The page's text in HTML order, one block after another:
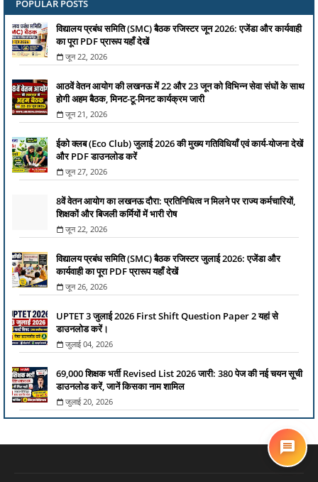
POPULAR POSTS
विद्यालय प्रबंध समिति (SMC) बैठक रजिस्टर जून 2026: एजेंडा और कार्यवाही
का पूरा PDF प्रारूप यहाँ देखें
जून 22, 2026
आठवें वेतन आयोग की लखनऊ में 22 और 23 जून को विभिन्न सेवा संघों के साथ
होगी अहम बैठक, मिनट-टू-मिनट कार्यक्रम जारी
जून 21, 2026
ईको क्लब (Eco Club) जुलाई 2026 की मुख्य गतिविधियाँ एवं कार्य-योजना देखें
और PDF डाउनलोड करें
जून 27, 2026
8वें वेतन आयोग का लखनऊ दौरा: प्रतिनिधित्व न मिलने पर राज्य कर्मचारियों,
शिक्षकों और बिजली कर्मियों में भारी रोष
जून 22, 2026
विद्यालय प्रबंध समिति (SMC) बैठक रजिस्टर जुलाई 2026: एजेंडा और
कार्यवाही का पूरा PDF प्रारूप यहाँ देखें
जून 26, 2026
UPTET 3 जुलाई 2026 First Shift Question Paper 2 यहां से
डाउनलोड करें।
जुलाई 04, 2026
69,000 शिक्षक भर्ती Revised List 2026 जारी: 380 पेज की नई चयन सूची
डाउनलोड करें, जानें किसका नाम शामिल
जुलाई 20, 2026